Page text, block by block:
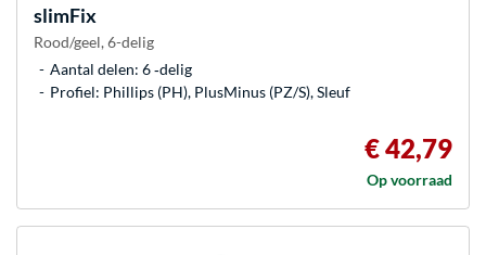
slimFix
Rood/geel, 6-delig
Aantal delen: 6 ‐delig
Profiel: Phillips (PH), PlusMinus (PZ/S), Sleuf
€ 42,79
Op voorraad